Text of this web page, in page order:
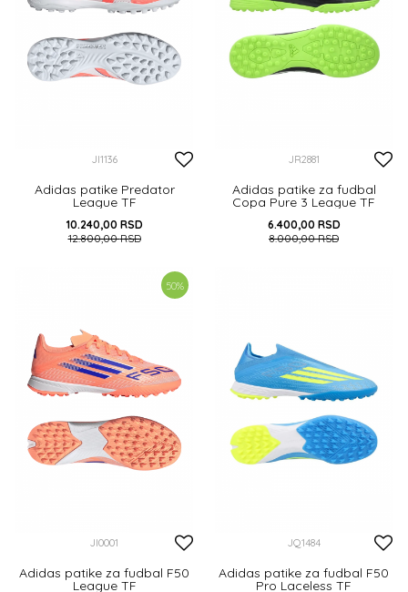
JI1136
Adidas patike Predator
League TF
10.240,00 RSD
12.800,00RSD
45 1/3
JR2881
Adidas patike za fudbal
Copa Pure 3 League TF
6.400,00 RSD
8.000,00RSD
DODAJ U KORPU
50%
JI0001
Adidas patike za fudbal F50
League TF
JQ1484
Adidas patike za fudbal F50
Pro Laceless TF